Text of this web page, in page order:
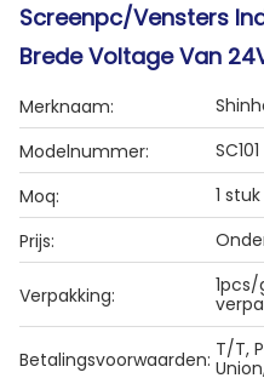
Screenpc/Vensters
Brede Voltage Van
Merknaam:
Modelnummer:
SC101
Moq:
1 stuk
Prijs:
Verpakking:
Betalingsvoorwaarden: T/T,